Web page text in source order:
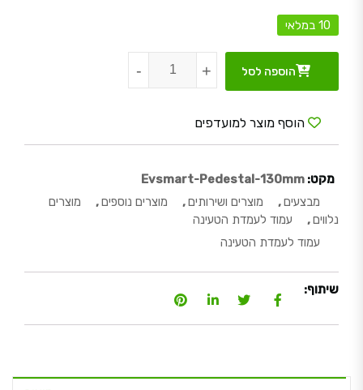
10 במלאי
+
- הוספה לסל
הוסף מוצר למועדפים
מקט: Evsmart-Pedestal-130mm
מבצעים, מוצרים ושירותים, מוצרים נוספים,
מוצרים
נלווים,
עמוד לעמדת הטעינה
עמוד לעמדת הטעינה
שיתוף: